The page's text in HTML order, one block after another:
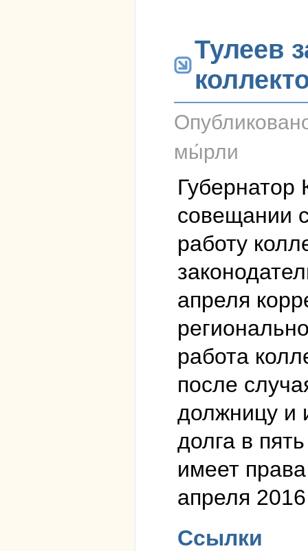
Тулеев
мы́рли
Губернатор
совещании
работу
апреля
работа
после
должницу и
долга в
имеет
апреля
Ссылки